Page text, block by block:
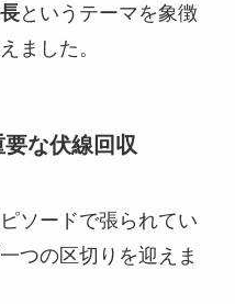
というテーマを象徴
ました。
な伏線回収
ソードで張られてい
つの区切りを迎えま